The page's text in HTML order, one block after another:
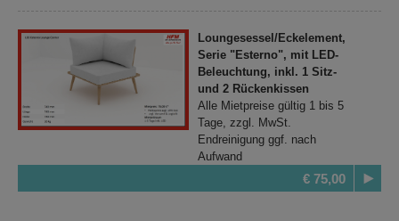
Loungesessel/Eckelement,
Serie "Esterno", mit LED-
Beleuchtung, inkl. 1 Sitz-
und 2 Rückenkissen
Alle Mietpreise gültig 1 bis 5
Tage, zzgl. MwSt.
Endreinigung ggf. nach
Aufwand
€ 75,00